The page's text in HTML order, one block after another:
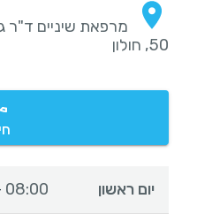
מרפאת שיניים ד"ר
50, חולון
יום ראשון 08:00